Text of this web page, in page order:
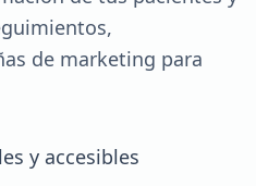
de marketing para
y accesibles